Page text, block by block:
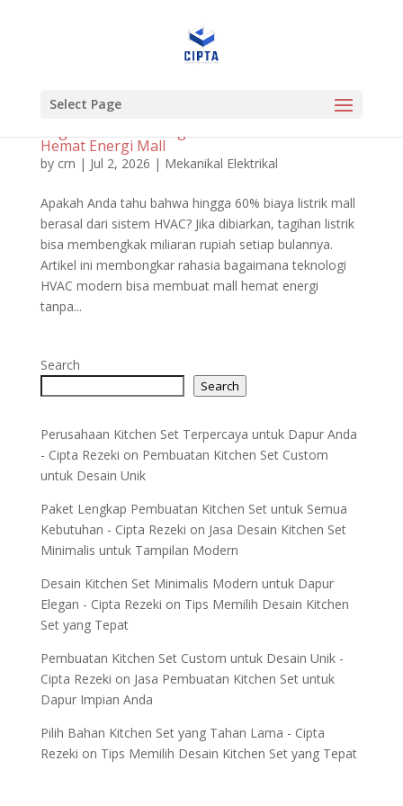
Select Page
Hemat Energi Mall
by crn | Jul 2, 2026 | Mekanikal Elektrikal
Apakah Anda tahu bahwa hingga 60% biaya listrik mall
berasal dari sistem HVAC? Jika dibiarkan, tagihan listrik
bisa membengkak miliaran rupiah setiap bulannya.
Artikel ini membongkar rahasia bagaimana teknologi
HVAC modern bisa membuat mall hemat energi
tanpa...
Search
Search
Perusahaan Kitchen Set Terpercaya untuk Dapur Anda
- Cipta Rezeki on Pembuatan Kitchen Set Custom
untuk Desain Unik
Paket Lengkap Pembuatan Kitchen Set untuk Semua
Kebutuhan - Cipta Rezeki on Jasa Desain Kitchen Set
Minimalis untuk Tampilan Modern
Desain Kitchen Set Minimalis Modern untuk Dapur
Elegan - Cipta Rezeki on Tips Memilih Desain Kitchen
Set yang Tepat
Pembuatan Kitchen Set Custom untuk Desain Unik -
Cipta Rezeki on Jasa Pembuatan Kitchen Set untuk
Dapur Impian Anda
Pilih Bahan Kitchen Set yang Tahan Lama - Cipta
Rezeki on Tips Memilih Desain Kitchen Set yang Tepat